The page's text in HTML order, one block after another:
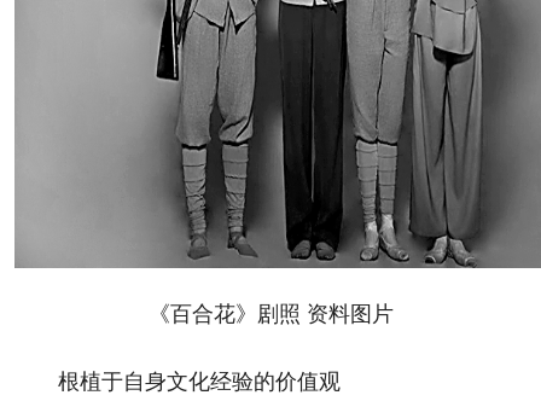
《百合花》剧照 资料图片
根植于自身文化经验的价值观